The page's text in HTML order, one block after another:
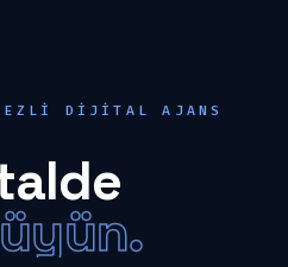
DIJITAL AJANS